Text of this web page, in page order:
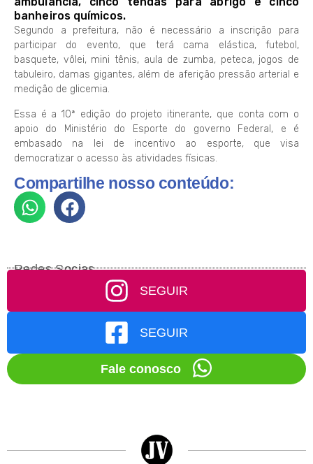
banheiros químicos.
Segundo a prefeitura, não é necessário a inscrição para
participar do evento, que terá cama elástica, futebol,
basquete, vôlei, mini tênis, aula de zumba, peteca, jogos de
tabuleiro, damas gigantes, além de aferição pressão arterial e
medição de glicemia.
Essa é a 10ª edição do projeto itinerante, que conta com o
apoio do Ministério do Esporte do governo Federal, e é
embasado na lei de incentivo ao esporte, que visa
democratizar o acesso às atividades físicas.
Compartilhe nosso conteúdo:
Redes Socias
SEGUIR
SEGUIR
Fale conosco